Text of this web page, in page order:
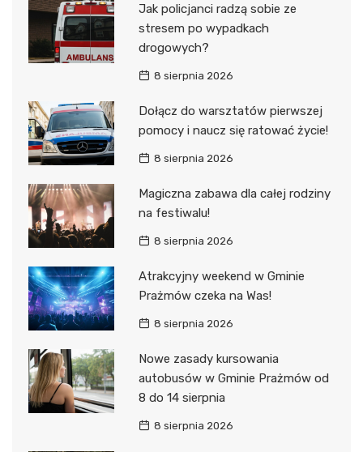
Jak policjanci radzą sobie ze
stresem po wypadkach
drogowych?
8 sierpnia 2026
Dołącz do warsztatów pierwszej
pomocy i naucz się ratować życie!
8 sierpnia 2026
Magiczna zabawa dla całej rodziny
na festiwalu!
8 sierpnia 2026
Atrakcyjny weekend w Gminie
Prażmów czeka na Was!
8 sierpnia 2026
Nowe zasady kursowania
autobusów w Gminie Prażmów od
8 do 14 sierpnia
8 sierpnia 2026